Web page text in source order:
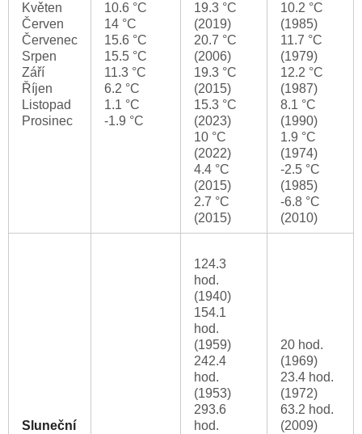
Květen
Červen
Červenec
Srpen
Září
Říjen
Listopad
Prosinec
10.6 °C
14 °C
15.6 °C
15.5 °C
11.3 °C
6.2 °C
1.1 °C
-1.9 °C
19.3 °C
(2019)
20.7 °C
(2006)
19.3 °C
(2015)
15.3 °C
(2023)
10 °C
(2022)
4.4 °C
(2015)
2.7 °C
(2015)
10.2 °C
(1985)
11.7 °C
(1979)
12.2 °C
(1987)
8.1 °C
(1990)
1.9 °C
(1974)
-2.5 °C
(1985)
-6.8 °C
(2010)
Sluneční
124.3
hod.
(1940)
154.1
hod.
(1959)
242.4
hod.
(1953)
293.6
hod.
20 hod.
(1969)
23.4 hod.
(1972)
63.2 hod.
(2009)